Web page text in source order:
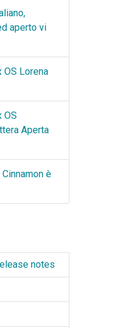
aperto vi
OS Lorena
OS
Aperta
è
notes